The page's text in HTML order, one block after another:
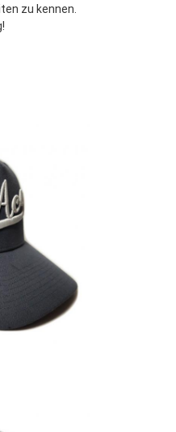
zu kennen.